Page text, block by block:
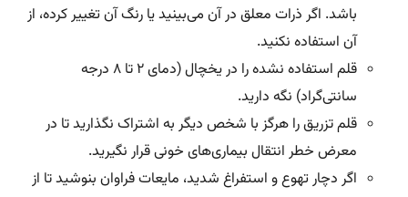
باشد. اگر ذرات معلق در آن می‌بینید یا رنگ آن تغییر کرده، از
آن استفاده نکنید.
قلم‌ استفاده نشده را در یخچال (دمای ۲ تا ۸ درجه
سانتی‌گراد) نگه دارید.
قلم تزریق را هرگز با شخص دیگر به اشتراک نگذارید تا در
معرض خطر انتقال بیماری‌های خونی قرار نگیرید.
اگر دچار تهوع و استفراغ شدید، مایعات فراوان بنوشید تا از